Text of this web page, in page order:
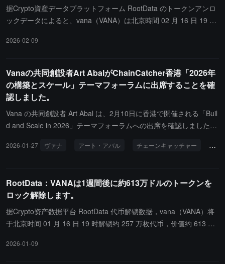
夺了用户对自己数据及其语境价值的控制权。对此，Vana 提出了一
套完整的解决方案。首先，通过开发工具使用户能真正拥有自己的数
盖应用、数据 DAO（去中心化自治组织）和服务的生态系统，以解
异化的关键。Vana 的使命是通过去中心化的协议和生态系统，将数
据的控制权、语境及其经济价值重新交还给每一个用户，以构建一个
更开放、公平的数据价值互联网。
据Crypto資産データプラットフォーム RootData のトークンアンロ
ックデータによると、vana（VANA）は北京時間 02 月 16 日 19 時
す。
2026-02-09
Vanaの共同創設者Art AbalがChainCatcher香港「2026年
の構築とスケール」テーマフォーラムに出席することを確
認しました。
Vana の共同創設者 Art Abal は、2月10日に香港で開催される「Buil
d and Scale in 2026」テーマフォーラムへの出席を確認しました。
開催しており、Consensus HongKong 会議の重要な周辺イベント
ミュニティを構築し、オープンデータ市場に参加し、ユーザーの許
可に基づく人工知能を推進することで、自身のデータを再掌握し、
利益を得ることができます。本フォーラムでは、新しい周期におけ
る業界の融合トレンド、成長パス、マーケット機会に焦点を当て、
いて深く議論します。イベントの目的は、世界中の優れたプロジェ
2026-01-27 ヴァナ アート・アバル チェーンキャッチャー
RootData：VANAは1週間後に約613万ドルのトークンを
ロック解除します。
据Crypto资产数据平台 RootData 代币解锁数据，vana（VANA）将
于北京时间 01 月 16 日 19 时解锁约 257 万枚代币，价值约 613 万
2026-01-09